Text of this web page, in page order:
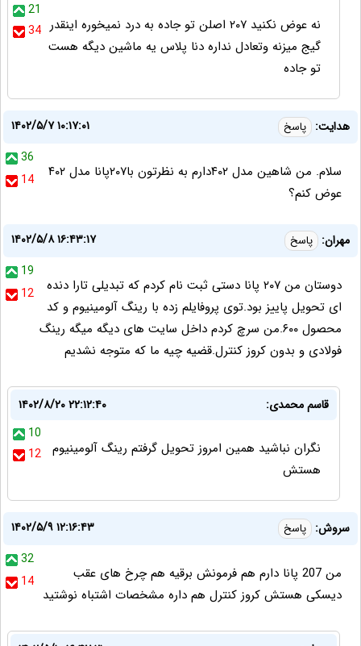
21
34 نه عوض نکنید ۲۰۷ اصلن تو جاده به درد نمیخوره اینقدر
گیج میزنه وتعادل نداره دنا پلاس یه ماشین دیگه هست
تو جاده
هدایت: پاسخ
۱۴۰۲/۵/۷ ۱۰:۱۷:۰۱
36
14
سلام. من شاهین مدل ۴۰۲دارم به نظرتون با۲۰۷پانا مدل ۴۰۲
عوض کنم؟
مهران: پاسخ
۱۴۰۲/۵/۸ ۱۶:۴۳:۱۷
19
12
دوستان من ۲۰۷ پانا دستی ثبت نام کردم که تبدیلی تارا دنده
ای تحویل پاییز بود.توی پروفایلم زده با رینگ آلومینیوم و کد
محصول ۶۰۰.من سرچ کردم داخل سایت های دیگه میگه رینگ
فولادی و بدون کروز کنترل.قضیه چیه ما که متوجه نشدیم
قاسم محمدی:
۱۴۰۲/۸/۲۰ ۲۲:۱۲:۴۰
10
12
نگران نباشید همین امروز تحویل گرفتم رینگ آلومینیوم
هستش
سروش: پاسخ
۱۴۰۲/۵/۹ ۱۲:۱۶:۴۳
32
14
من 207 پانا دارم هم فرمونش برقیه هم چرخ های عقب
دیسکی هستش کروز کنترل هم داره مشخصات اشتباه نوشتید